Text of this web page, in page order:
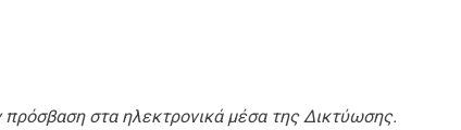
πρόσβαση στα ηλεκτρονικά μέσα της Δικτύωσης.